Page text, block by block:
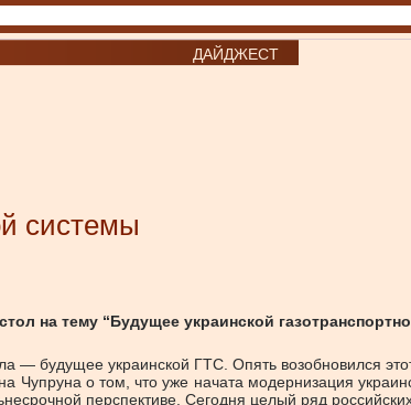
ДАЙДЖЕСТ
системы
на тему “Будущее украинской
— будущее украинской ГТС. Опять возобновился
Чупруна о том, что уже начата модернизация
перспективе. Сегодня целый ряд